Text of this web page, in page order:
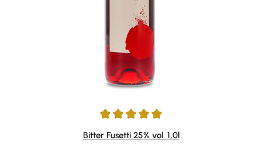
Durchschnittliche Bewertung von 5 von 5 Sternen
Bitter Fusetti 25% vol. 1,0l